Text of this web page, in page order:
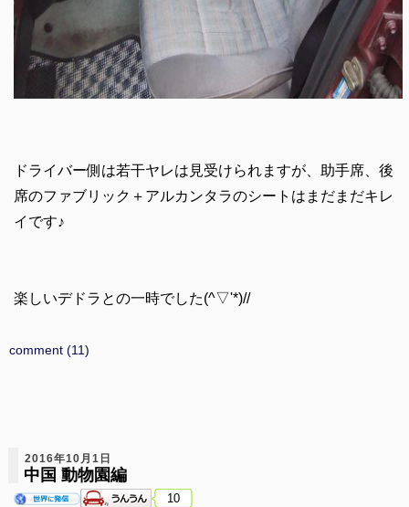
ドライバー側は若干ヤレは見受けられますが、助手席、後
席のファブリック＋アルカンタラのシートはまだまだキレ
イです♪
楽しいデドラとの一時でした(^▽'*)//
comment (11)
2016年10月1日
中国 動物園編
10